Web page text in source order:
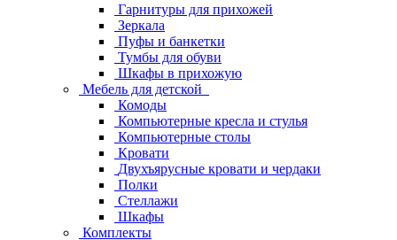
Гарнитуры для прихожей
Зеркала
Пуфы и банкетки
Тумбы для обуви
Шкафы в прихожую
Мебель для детской
Комоды
Компьютерные кресла и стулья
Компьютерные столы
Кровати
Двухъярусные кровати и чердаки
Полки
Стеллажи
Шкафы
Комплекты